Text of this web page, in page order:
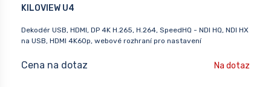
KILOVIEW U4
Dekodér USB, HDMI, DP 4K H.265, H.264, SpeedHQ - NDI HQ, NDI HX
na USB, HDMI 4K60p, webové rozhraní pro nastavení
Cena na dotaz Na dotaz